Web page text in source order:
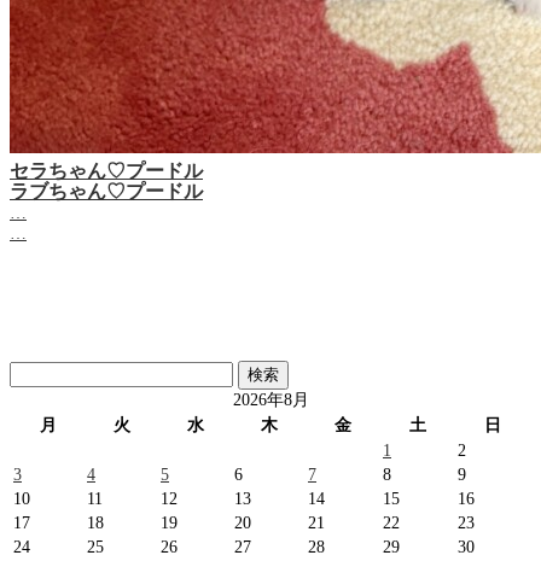
ラブちゃん♡プードル
セラちゃん♡プードル
索:
2026年8月
月
火 水 木 金 土
日
1
2
3
4 5 6 7 8
9
10
11 12 13 14 15
16
17
18 19 20 21 22
23
24
25 26 27 28 29
30